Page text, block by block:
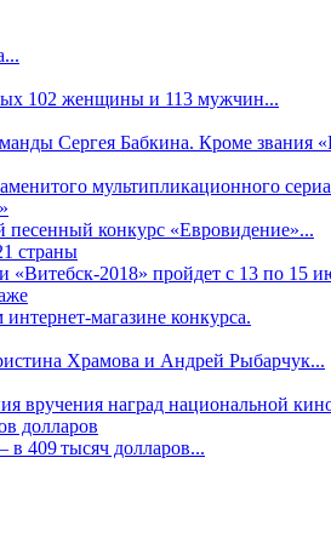
102 женщины и 113 мужчин...
Сергея Бабкина. Кроме звания
мультипликационного
конкурс «Евровидение»...
страны
2018» пройдет с 13 по 15
магазине конкурса.
Храмова и Андрей Рыбарчук...
вручения наград национальной
долларов
409 тысяч долларов...